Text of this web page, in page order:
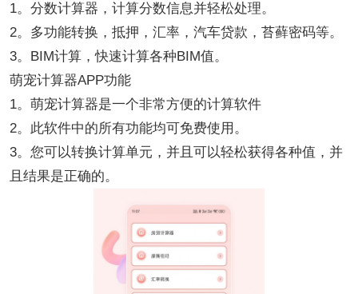
1。分数计算器，计算分数信息并轻松处理。
2。多功能转换，抵押，汇率，汽车贷款，苔藓密码等。
3。BIM计算，快速计算各种BIM值。
萌宠计算器APP功能
1。萌宠计算器是一个非常方便的计算软件
2。此软件中的所有功能均可免费使用。
3。您可以转换计算单元，并且可以轻松获得各种值，并
且结果是正确的。